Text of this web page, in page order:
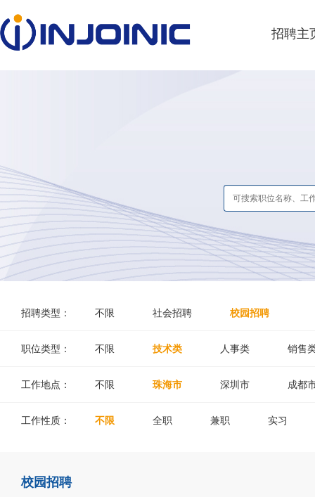
招聘主
招聘类型： 不限 社会招聘 校园招聘
职位类型： 不限 技术类 人事类 销售
工作地点： 不限 珠海市 深圳市 成都
工作性质： 不限 全职 兼职 实习
校园招聘